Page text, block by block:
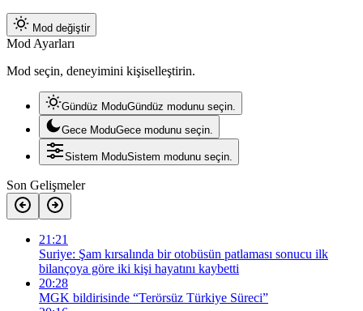
Mod değiştir
Mod Ayarları
Mod seçin, deneyimini kişiselleştirin.
Gündüz ModuGündüz modunu seçin.
Gece ModuGece modunu seçin.
Sistem ModuSistem modunu seçin.
Son Gelişmeler
21:21
Suriye: Şam kırsalında bir otobüsün patlaması sonucu ilk
bilançoya göre iki kişi hayatını kaybetti
20:28
MGK bildirisinde “Terörsüz Türkiye Süreci”